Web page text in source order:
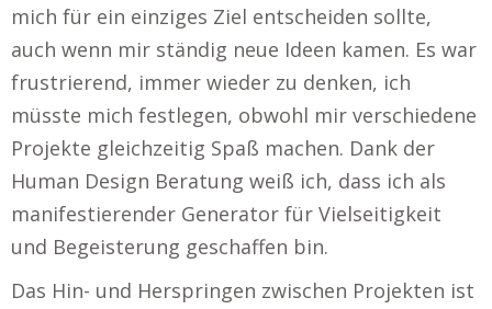
mich für ein einziges Ziel entscheiden sollte,
auch wenn mir ständig neue Ideen kamen. Es war
frustrierend, immer wieder zu denken, ich
müsste mich festlegen, obwohl mir verschiedene
Projekte gleichzeitig Spaß machen. Dank der
Human Design Beratung weiß ich, dass ich als
manifestierender Generator für Vielseitigkeit
und Begeisterung geschaffen bin.
Das Hin- und Herspringen zwischen Projekten ist